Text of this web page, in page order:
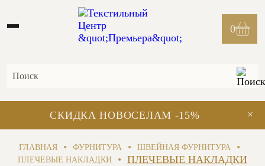
0
×
СКИДКА НОВОСЕЛАМ -15%
ГЛАВНАЯ • ФУРНИТУРА • ШВЕЙНАЯ ФУРНИТУРА •
ПЛЕЧЕВЫЕ НАКЛАДКИ • ПЛЕЧЕВЫЕ НАКЛАДКИ